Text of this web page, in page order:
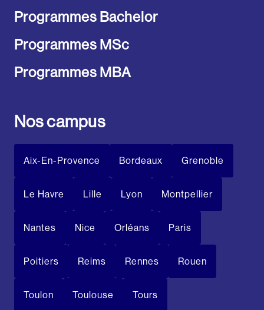
Programmes Bachelor
Programmes MSc
Programmes MBA
Nos campus
Aix-En-Provence Bordeaux Grenoble
Le Havre Lille Lyon Montpellier
Nantes Nice Orléans Paris
Poitiers Reims Rennes Rouen
Toulon Toulouse Tours